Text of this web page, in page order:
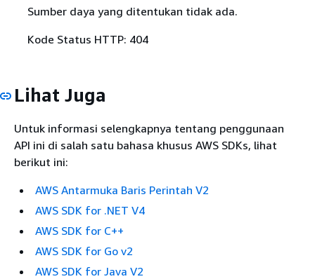
Sumber daya yang ditentukan tidak ada.
Kode Status HTTP: 404
Lihat Juga
Untuk informasi selengkapnya tentang penggunaan
API ini di salah satu bahasa khusus AWS SDKs, lihat
berikut ini:
AWS Antarmuka Baris Perintah V2
AWS SDK for .NET V4
AWS SDK for C++
AWS SDK for Go v2
AWS SDK for Java V2